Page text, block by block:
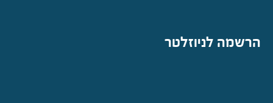
הרשמה לניוזלטר